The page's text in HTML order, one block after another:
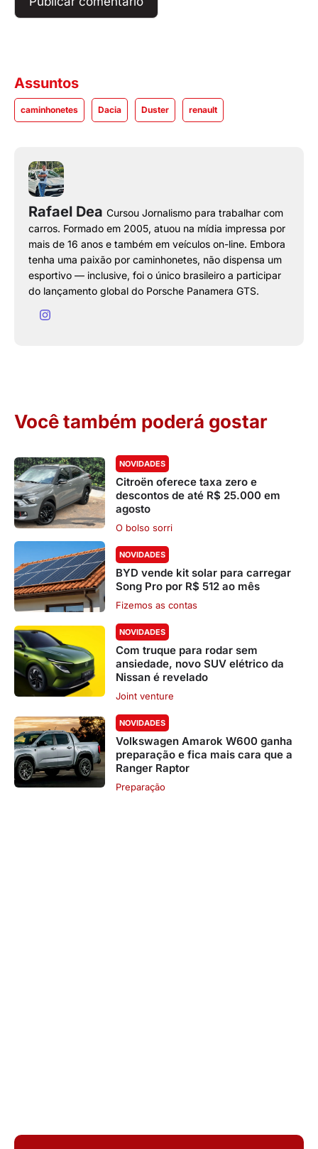
Assuntos
caminhonetes Dacia Duster renault
Rafael Dea Cursou Jornalismo para trabalhar com
carros. Formado em 2005, atuou na mídia impressa por
mais de 16 anos e também em veículos on-line. Embora
tenha uma paixão por caminhonetes, não dispensa um
esportivo — inclusive, foi o único brasileiro a participar
do lançamento global do Porsche Panamera GTS.
Você também poderá gostar
NOVIDADES
Citroën oferece taxa zero e
descontos de até R$ 25.000 em
agosto
O bolso sorri
NOVIDADES
BYD vende kit solar para carregar
Song Pro por R$ 512 ao mês
Fizemos as contas
NOVIDADES
Com truque para rodar sem
ansiedade, novo SUV elétrico da
Nissan é revelado
Joint venture
NOVIDADES
Volkswagen Amarok W600 ganha
preparação e fica mais cara que a
Ranger Raptor
Preparação